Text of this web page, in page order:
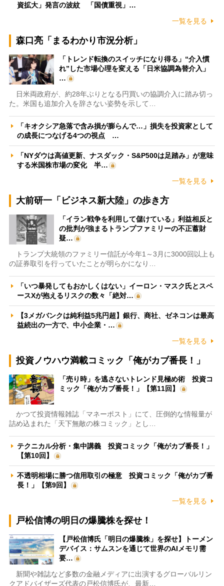
資拡大」発言の波紋 「国債重視」…
一覧を見る
森口亮「まるわかり市況分析」
「トレンド転換のスイッチになり得る」“介入慣
れ”した市場心理を変える「日米協調為替介入」
…
日米両政府が、約28年ぶりとなる円買いの協調介入に踏み切っ
た。米国も追加介入を辞さない姿勢を示して…
「キオクシア急落で含み損が膨らんで…」損失を投資家として
の成長につなげる4つの視点 …
「NYダウは高値更新、ナスダック・S&P500は足踏み」が意味
する米国株市場の変化 半…
一覧を見る
大前研一「ビジネス新大陸」の歩き方
「イラン戦争を利用して儲けている」利益相反と
の批判が強まるトランプファミリーの不正蓄財
疑…
トランプ大統領のファミリー信託が今年1～3月に3000回以上も
の証券取引を行っていたことが明らかになり…
「いつ暴発してもおかしくはない」イーロン・マスク氏とスペ
ースXが抱えるリスクの数々「絶対…
【3メガバンクは純利益5兆円超】銀行、商社、ゼネコンは最高
益続出の一方で、中小企業・…
一覧を見る
投資ノウハウ満載コミック「俺がカブ番長！」
「売り時」を逃さないトレンド見極め術 投資コ
ミック「俺がカブ番長！」【第11回】
かつて投資情報雑誌「マネーポスト」にて、圧倒的な情報量が
詰め込まれた「天下無敵の株コミック」とし…
テクニカル分析・集中講義 投資コミック「俺がカブ番長！」
【第10回】
不透明相場に勝つ信用取引の極意 投資コミック「俺がカブ番
長！」【第9回】
一覧を見る
戸松信博の明日の爆騰株を探せ！
【戸松信博氏「明日の爆騰株」を探せ】トーメン
デバイス：サムスンを通じて世界のAIメモリ需
要…
新聞や雑誌など多数の金融メディアに出演するグローバルリン
クアドバイザーズ代表の戸松信博氏が、最新…